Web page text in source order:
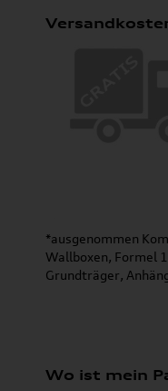
*ausgenommen
Wallboxen, Formel
Grundträger,
Wo ist mein